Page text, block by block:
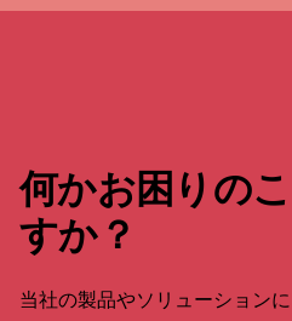
何かお困りの
すか？
当社の製品やソリューション